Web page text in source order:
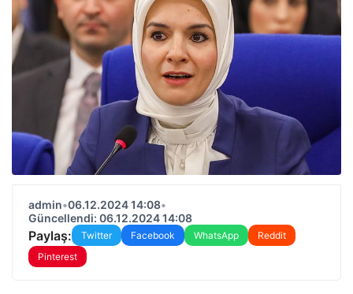
admin•06.12.2024 14:08•
Güncellendi: 06.12.2024 14:08
Paylaş: Twitter Facebook WhatsApp
Reddit
Pinterest